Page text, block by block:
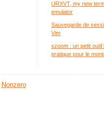
URXVT, my new
emulator
Sauvegarde de
Vim
xzoom : un petit outil
pratique pour le
Nonzero